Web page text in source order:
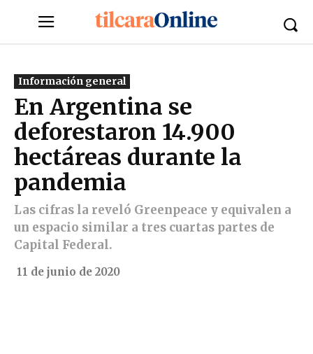
Información general
En Argentina se
deforestaron 14.900
hectáreas durante la
pandemia
Las cifras la reveló Greenpeace y equivalen a
un espacio similar a tres cuartas partes de
Capital Federal.
11 de junio de 2020